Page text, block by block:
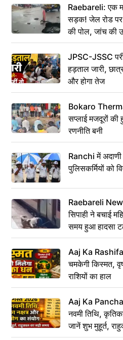
Raebareli: एक
सड़क! जेल रोड पर
की पोल, जांच की
JPSC-JSSC
हड़ताल जारी,
और होगा तेज
Bokaro
सप्लाई मजदूरों
रणनीति बनी
Ranchi में
पुलिसकर्मियों को
Raebareli
सिपाही ने बचाई
समय हुआ हादसा
Aaj Ka
चमकेगी किस्मत,
राशियों का हाल
Aaj Ka
नवमी तिथि,
जानें शुभ मुहूर्त,